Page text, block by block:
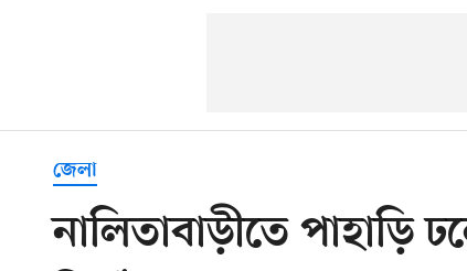
জেলা
নালিতাবাড়ীতে পাহাড়ি